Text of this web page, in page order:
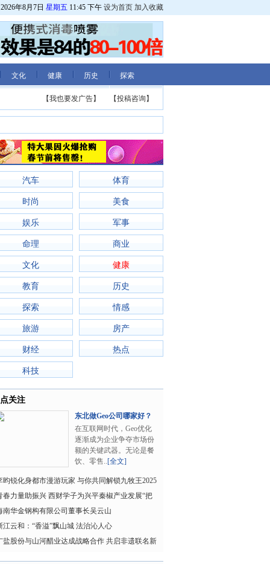
2026年8月7日 星期五 11:45 下午 设为首页 加入收藏
文化 健康 历史 探索
【投稿咨询】
【我也要发广告】
汽车 体育
时尚 美食
娱乐 军事
命理 商业
文化 健康
教育 历史
探索 情感
旅游 房产
财经 热点
科技
关注
东北做Geo公司哪家好？
——首选大连斯内..
在互联网时代，Geo优化
逐渐成为企业争夺市场份
额的关键武器。无论是餐
饮、零售..[全文]
昀锐化身都市漫游玩家 与你共同解锁九牧王2025
系列
春力量助振兴 西财学子为兴平秦椒产业发展“把
方”
南华金钢构有限公司董事长吴云山
江云和：“香溢”飘山城 法治沁人心
盐股份与山河醋业达成战略合作 共启非遗联名新